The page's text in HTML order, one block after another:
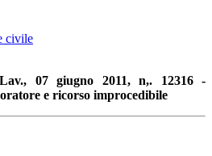
civile
07 giugno 2011, n,. 12316 -
e ricorso improcedibile